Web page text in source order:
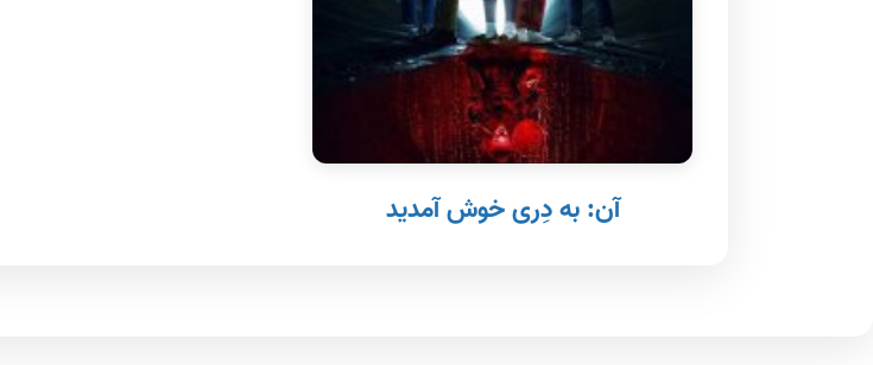
آن: به دِری خوش آمدید